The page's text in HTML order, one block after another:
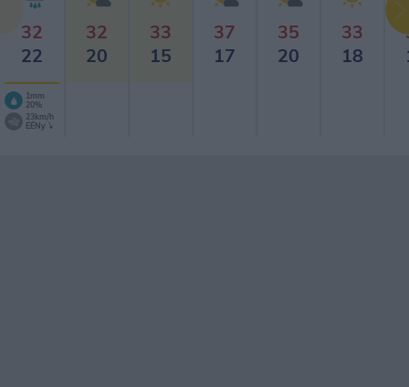
32
22
1mm
20%
23km/h
ÉÉNy
32
20
33
15
37
17
35
20
33
18